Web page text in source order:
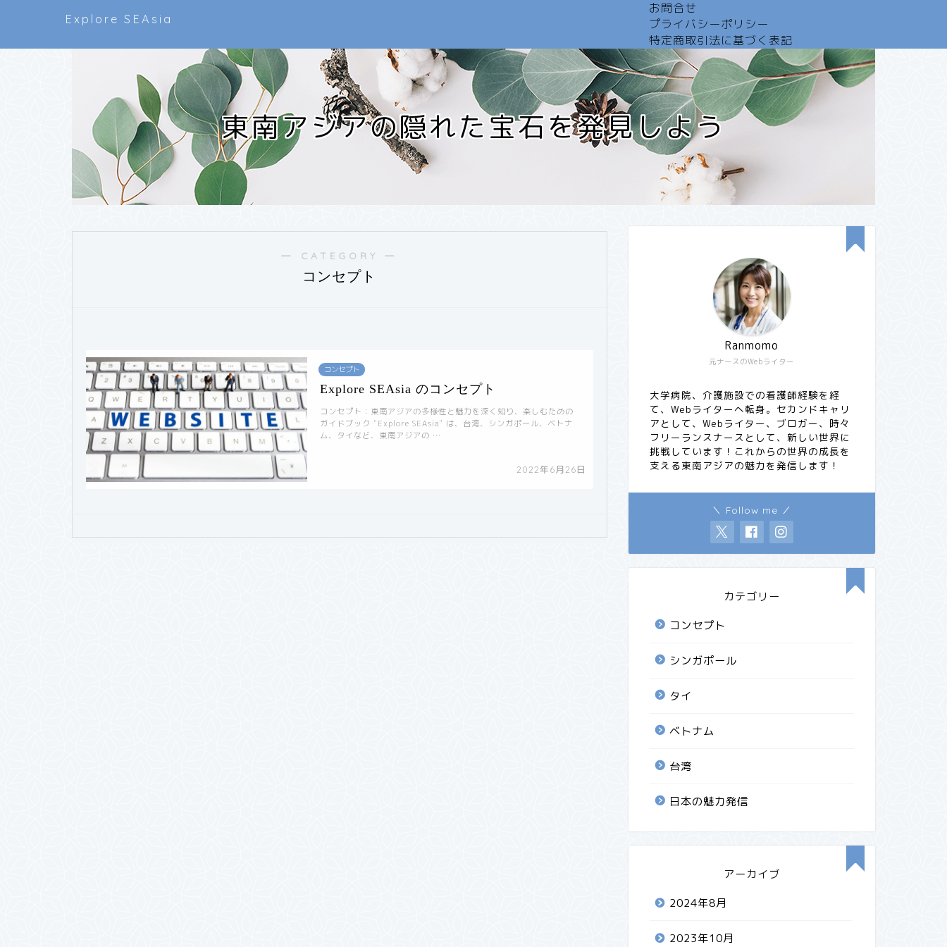
Explore SEAsia
お問合せ
プライバシーポリシー
特定商取引法に基づく表記
東南アジアの隠れた宝石を発見しよう
― CATEGORY ―
コンセプト
コンセプト
Explore SEAsia のコンセプト
2022年6月26日
コンセプト：東南アジアの多様性と魅力を深く知り、楽しむための
ガイドブック "Explore SEAsia" は、台湾、シンガポール、ベトナ
ム、タイなど、東南アジアの …
元ナースのWebライター
Ranmomo
大学病院、介護施設での看護師経験を経
て、Webライターへ転身。セカンドキャリ
アとして、Webライター、ブロガー、時々
フリーランスナースとして、新しい世界に
挑戦しています！これからの世界の成長を
支える東南アジアの魅力を発信します！
＼ Follow me ／
カテゴリー
コンセプト
シンガポール
タイ
ベトナム
台湾
日本の魅力発信
アーカイブ
2024年8月
2023年10月